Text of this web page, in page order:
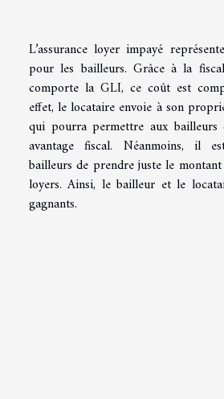
L’assurance loyer impayé
pour les bailleurs. Grâce à la
comporte la GLI, ce coût est
effet, le locataire envoie à son
qui pourra permettre aux bailleurs
avantage fiscal. Néanmoins, il
bailleurs de prendre juste le
loyers. Ainsi, le bailleur et le
gagnants.